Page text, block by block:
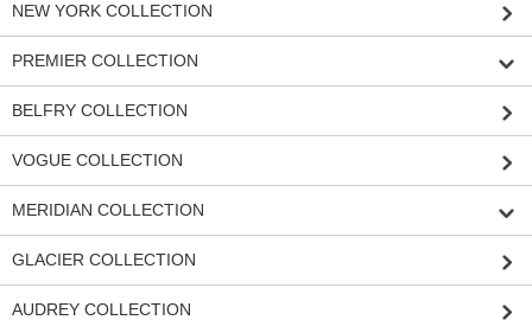
NEW YORK COLLECTION
PREMIER COLLECTION
BELFRY COLLECTION
VOGUE COLLECTION
MERIDIAN COLLECTION
GLACIER COLLECTION
AUDREY COLLECTION